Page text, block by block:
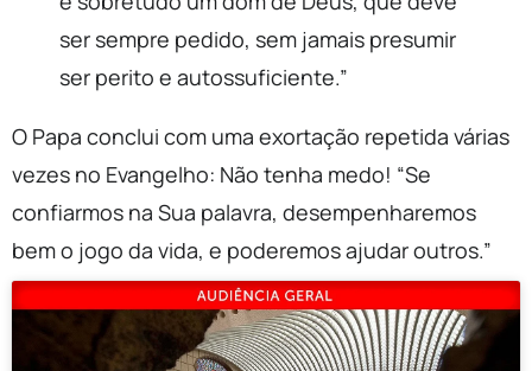
ser sempre pedido, sem jamais presumir
ser perito e autossuficiente.”
O Papa conclui com uma exortação repetida várias
vezes no Evangelho: Não tenha medo! “Se
confiarmos na Sua palavra, desempenharemos
bem o jogo da vida, e poderemos ajudar outros.”